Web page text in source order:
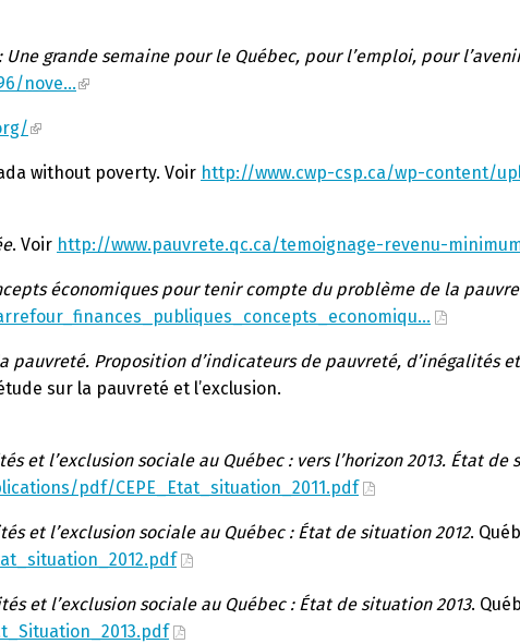
grande semaine pour le Québec, pour l’emploi, pour
nove…
without poverty. Voir http://www.cwp-csp.ca/wp-content/
. Voir http://www.pauvrete.qc.ca/temoignage-revenu-
économiques pour tenir compte du problème de la
pauvreté. Proposition d’indicateurs de pauvreté, d’inégalités
sur la pauvreté et l’exclusion.
et l’exclusion sociale au Québec : vers l’horizon 2013. État de
pdf/CEPE_Etat_situation_2011.pdf
et l’exclusion sociale au Québec : État de situation 2012.
et l’exclusion sociale au Québec : État de situation 2013.